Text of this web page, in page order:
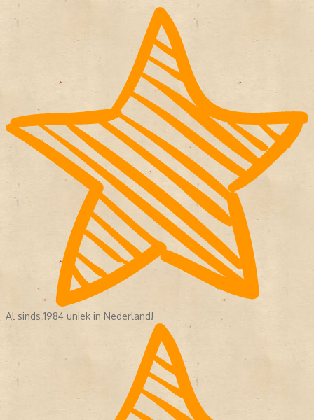
Al sinds 1984 uniek in Nederland!